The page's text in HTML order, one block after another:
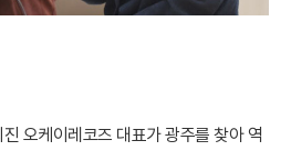
오케이레코즈 대표가 광주를 찾아 역